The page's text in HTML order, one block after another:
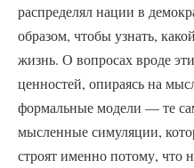
распределял нации в
образом, чтобы узнать,
жизнь. О вопросах вроде
ценностей, опираясь на
формальные модели — те
мысленные симуляции,
строят именно потому, что